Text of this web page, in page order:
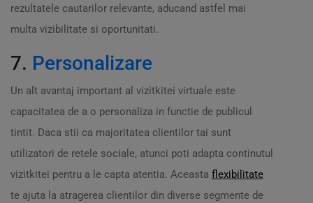
rezultatele cautarilor relevante, aducand astfel mai
multa vizibilitate si oportunitati.
7. Personalizare
Un alt avantaj important al vizitkitei virtuale este
capacitatea de a o personaliza in functie de publicul
tintit. Daca stii ca majoritatea clientilor tai sunt
utilizatori de retele sociale, atunci poti adapta continutul
vizitkitei pentru a le capta atentia. Aceasta flexibilitate
te ajuta la atragerea clientilor din diverse segmente de